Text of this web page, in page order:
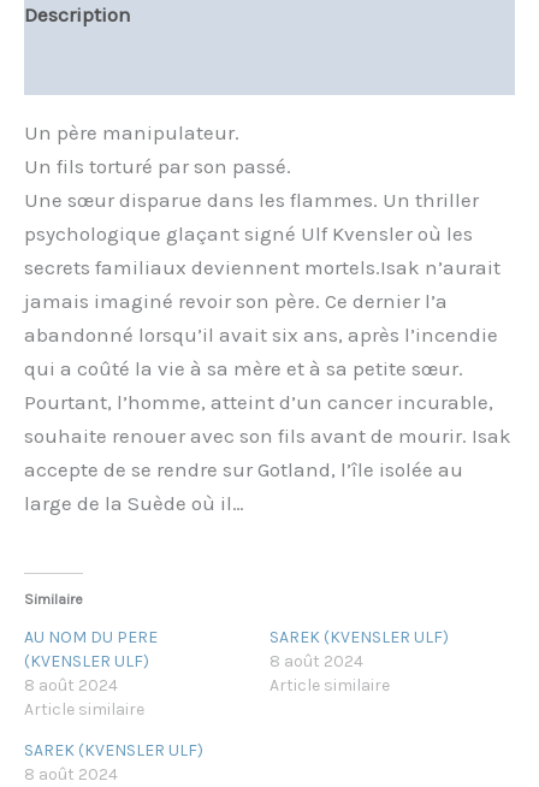
Description
Un père manipulateur.
Un fils torturé par son passé.
Une sœur disparue dans les flammes. Un thriller
psychologique glaçant signé Ulf Kvensler où les
secrets familiaux deviennent mortels.Isak n’aurait
jamais imaginé revoir son père. Ce dernier l’a
abandonné lorsqu’il avait six ans, après l’incendie
qui a coûté la vie à sa mère et à sa petite sœur.
Pourtant, l’homme, atteint d’un cancer incurable,
souhaite renouer avec son fils avant de mourir. Isak
accepte de se rendre sur Gotland, l’île isolée au
large de la Suède où il…
Similaire
AU NOM DU PERE
(KVENSLER ULF)
8 août 2024
Article similaire
SAREK (KVENSLER ULF)
8 août 2024
Article similaire
SAREK (KVENSLER ULF)
8 août 2024